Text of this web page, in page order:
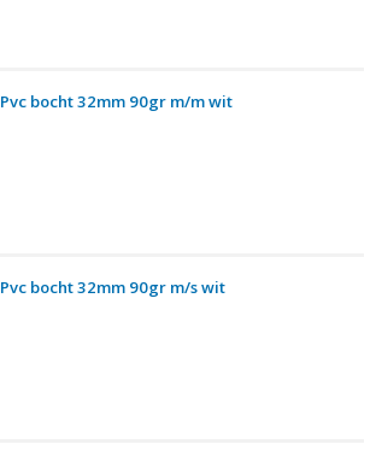
Pvc bocht 32mm 90gr m/m wit
Pvc bocht 32mm 90gr m/s wit